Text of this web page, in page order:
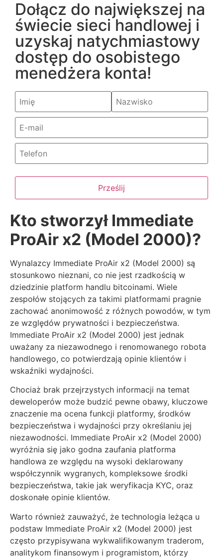
Dołącz do największej na
świecie sieci handlowej i
uzyskaj natychmiastowy
dostęp do osobistego
menedżera konta!
Prześlij
Kto stworzył Immediate
ProAir x2 (Model 2000)?
Wynalazcy Immediate ProAir x2 (Model 2000) są
stosunkowo nieznani, co nie jest rzadkością w
dziedzinie platform handlu bitcoinami. Wiele
zespołów stojących za takimi platformami pragnie
zachować anonimowość z różnych powodów, w tym
ze względów prywatności i bezpieczeństwa.
Immediate ProAir x2 (Model 2000) jest jednak
uważany za niezawodnego i renomowanego robota
handlowego, co potwierdzają opinie klientów i
wskaźniki wydajności.
Chociaż brak przejrzystych informacji na temat
deweloperów może budzić pewne obawy, kluczowe
znaczenie ma ocena funkcji platformy, środków
bezpieczeństwa i wydajności przy określaniu jej
niezawodności. Immediate ProAir x2 (Model 2000)
wyróżnia się jako godna zaufania platforma
handlowa ze względu na wysoki deklarowany
współczynnik wygranych, kompleksowe środki
bezpieczeństwa, takie jak weryfikacja KYC, oraz
doskonałe opinie klientów.
Warto również zauważyć, że technologia leżąca u
podstaw Immediate ProAir x2 (Model 2000) jest
często przypisywana wykwalifikowanym traderom,
analitykom finansowym i programistom, którzy